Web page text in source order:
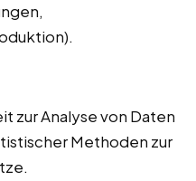
zur Analyse von Daten
Methoden zur